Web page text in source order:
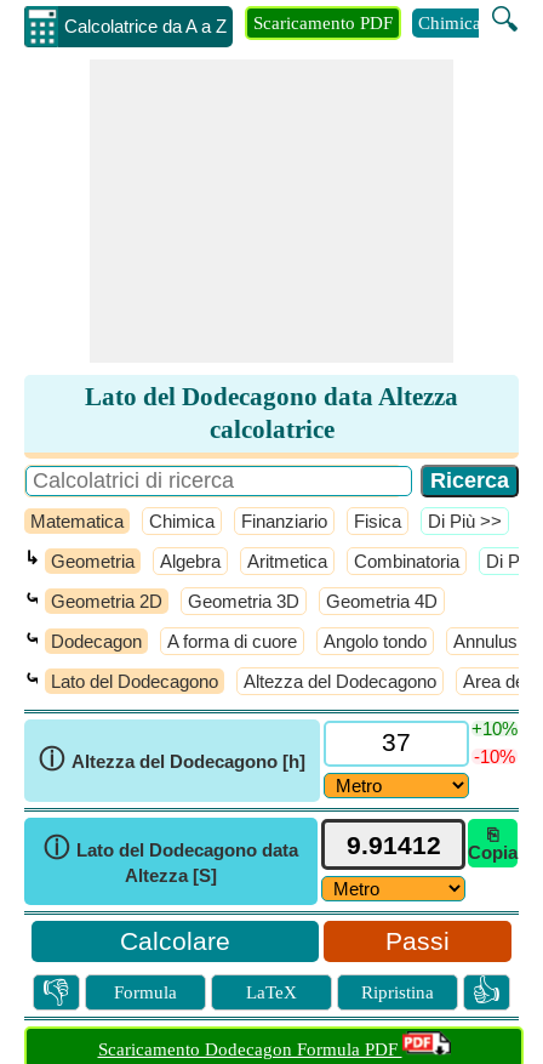
Calcolatrice da A a Z 🔍
Scaricamento PDF Chimica
Lato del Dodecagono data Altezza
calcolatrice
Matematica Chimica Finanziario Fisica ​Di Più >>
↳ Geometria Algebra Aritmetica Combinatoria ​Di Più
⤿ Geometria 2D Geometria 3D Geometria 4D
⤿ Dodecagon A forma di cuore Angolo tondo Annulus
⤿ Lato del Dodecagono Altezza del Dodecagono Area del
ⓘ Altezza del Dodecagono [h]
+10%
-10%
ⓘ Lato del Dodecagono data
Altezza [S]
⎘
Copia
Passi
👎 Formula LaTeX Ripristina 👍
Scaricamento Dodecagon Formula PDF